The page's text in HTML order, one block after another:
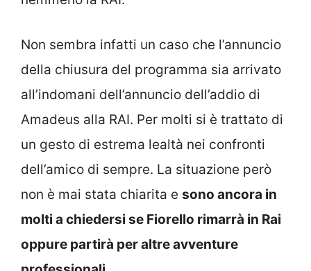
Non sembra infatti un caso che l’annuncio
della chiusura del programma sia arrivato
all’indomani dell’annuncio dell’addio di
Amadeus alla RAI. Per molti si è trattato di
un gesto di estrema lealtà nei confronti
dell’amico di sempre. La situazione però
non è mai stata chiarita e sono ancora in
molti a chiedersi se Fiorello rimarrà in Rai
oppure partirà per altre avventure